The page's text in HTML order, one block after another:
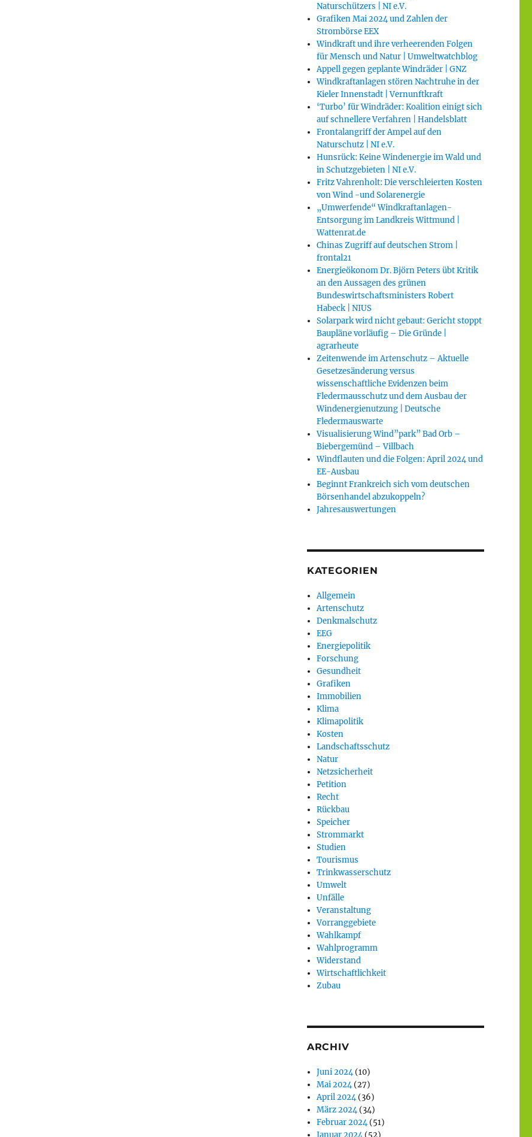
Naturschützers | NI e.V.
Grafiken Mai 2024 und Zahlen der
Strombörse EEX
Windkraft und ihre verheerenden Folgen
für Mensch und Natur | Umweltwatchblog
Appell gegen geplante Windräder | GNZ
Windkraftanlagen stören Nachtruhe in der
Kieler Innenstadt | Vernunftkraft
‘Turbo’ für Windräder: Koalition einigt sich
auf schnellere Verfahren | Handelsblatt
Frontalangriff der Ampel auf den
Naturschutz | NI e.V.
Hunsrück: Keine Windenergie im Wald und
in Schutzgebieten | NI e.V.
Fritz Vahrenholt: Die verschleierten Kosten
von Wind -und Solarenergie
„Umwerfende“ Windkraftanlagen-
Entsorgung im Landkreis Wittmund |
Wattenrat.de
Chinas Zugriff auf deutschen Strom |
frontal21
Energieökonom Dr. Björn Peters übt Kritik
an den Aussagen des grünen
Bundeswirtschaftsministers Robert
Habeck | NIUS
Solarpark wird nicht gebaut: Gericht stoppt
Baupläne vorläufig – Die Gründe |
agrarheute
Zeitenwende im Artenschutz – Aktuelle
Gesetzesänderung versus
wissenschaftliche Evidenzen beim
Fledermausschutz und dem Ausbau der
Windenergienutzung | Deutsche
Fledermauswarte
Visualisierung Wind”park” Bad Orb –
Biebergemünd – Villbach
Windflauten und die Folgen: April 2024 und
EE-Ausbau
Beginnt Frankreich sich vom deutschen
Börsenhandel abzukoppeln?
Jahresauswertungen
KATEGORIEN
Allgemein
Artenschutz
Denkmalschutz
EEG
Energiepolitik
Forschung
Gesundheit
Grafiken
Immobilien
Klima
Klimapolitik
Kosten
Landschaftsschutz
Natur
Netzsicherheit
Petition
Recht
Rückbau
Speicher
Strommarkt
Studien
Tourismus
Trinkwasserschutz
Umwelt
Unfälle
Veranstaltung
Vorranggebiete
Wahlkampf
Wahlprogramm
Widerstand
Wirtschaftlichkeit
Zubau
ARCHIV
Juni 2024(10)
Mai 2024(27)
April 2024(36)
März 2024(34)
Februar 2024(51)